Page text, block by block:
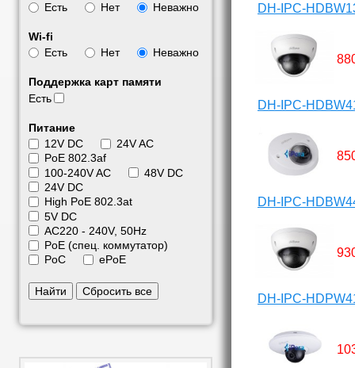
Есть
Нет Неважно
Wi-fi
Есть
Нет Неважно
Поддержка карт памяти
Есть
Питание
12V DC
24V AC
PoE 802.3af
100-240V AC
48V DC
24V DC
High PoE 802.3at
5V DC
АС220 - 240V, 50Hz
PoE (спец. коммутатор)
PoC
ePoE
Найти Сбросить все
DH-IPC-
DH-IPC-
DH-IPC-
DH-IPC-